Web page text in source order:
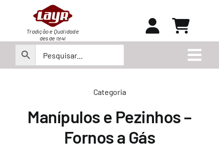
conteúdo
Tradição e Qualidade
desde 1941
Produtos
Categoria
Manípulos e Pezinhos –
Fornos a Gás